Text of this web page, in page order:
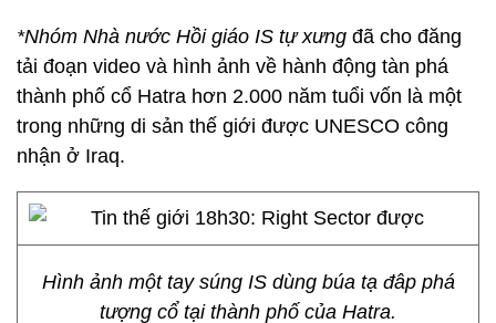
*Nhóm Nhà nước Hồi giáo IS tự xưng đã cho đăng
tải đoạn video và hình ảnh về hành động tàn phá
thành phố cổ Hatra hơn 2.000 năm tuổi vốn là một
trong những di sản thế giới được UNESCO công
nhận ở Iraq.
Hình ảnh một tay súng IS dùng búa tạ đâp phá
tượng cổ tại thành phố của Hatra.